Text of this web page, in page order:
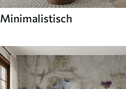
Minimalistisch